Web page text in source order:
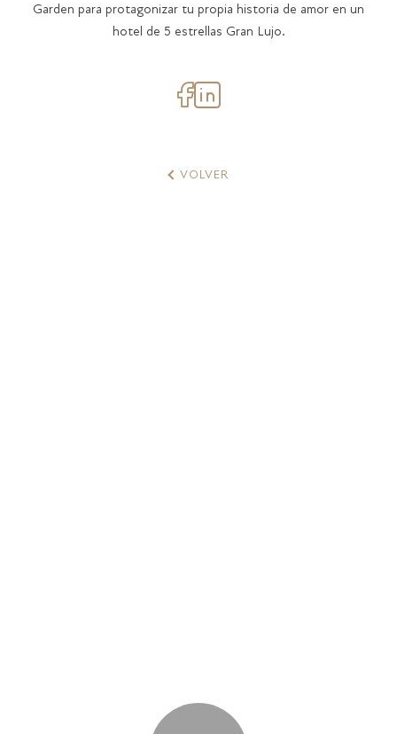
Garden para protagonizar tu propia historia de amor en un
hotel de 5 estrellas Gran Lujo.
VOLVER